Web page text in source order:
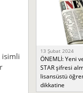
isimli
13 Şubat 2024
ÖNEMLİ: Yeni
STAR şifresi
lisansüstü
dikkatine